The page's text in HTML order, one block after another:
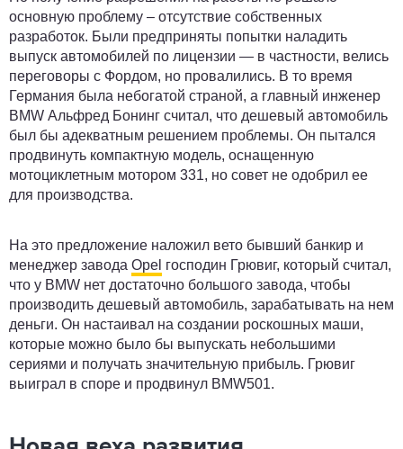
основную проблему – отсутствие собственных
разработок. Были предприняты попытки наладить
выпуск автомобилей по лицензии — в частности, велись
переговоры с Фордом, но провалились. В то время
Германия была небогатой страной, а главный инженер
BMW Альфред Бонинг считал, что дешевый автомобиль
был бы адекватным решением проблемы. Он пытался
продвинуть компактную модель, оснащенную
мотоциклетным мотором 331, но совет не одобрил ее
для производства.
На это предложение наложил вето бывший банкир и
менеджер завода Opel господин Грювиг, который считал,
что у BMW нет достаточно большого завода, чтобы
производить дешевый автомобиль, зарабатывать на нем
деньги. Он настаивал на создании роскошных маши,
которые можно было бы выпускать небольшими
сериями и получать значительную прибыль. Грювиг
выиграл в споре и продвинул BMW501.